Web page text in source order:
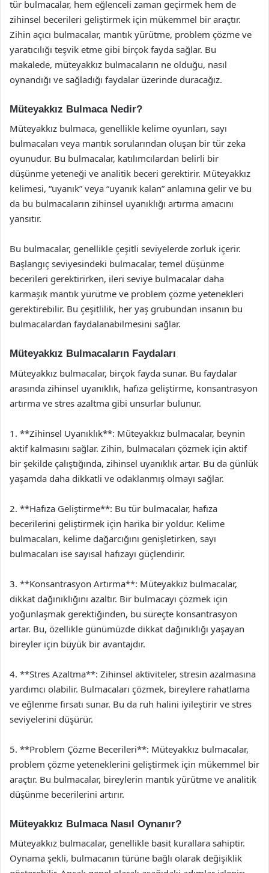
tür bulmacalar, hem eğlenceli zaman geçirmek hem de
zihinsel becerileri geliştirmek için mükemmel bir araçtır.
Zihin açıcı bulmacalar, mantık yürütme, problem çözme ve
yaratıcılığı teşvik etme gibi birçok fayda sağlar. Bu
makalede, müteyakkız bulmacaların ne olduğu, nasıl
oynandığı ve sağladığı faydalar üzerinde duracağız.
Müteyakkız Bulmaca Nedir?
Müteyakkız bulmaca, genellikle kelime oyunları, sayı
bulmacaları veya mantık sorularından oluşan bir tür zeka
oyunudur. Bu bulmacalar, katılımcılardan belirli bir
düşünme yeteneği ve analitik beceri gerektirir. Müteyakkız
kelimesi, “uyanık” veya “uyanık kalan” anlamına gelir ve bu
da bu bulmacaların zihinsel uyanıklığı artırma amacını
yansıtır.
Bu bulmacalar, genellikle çeşitli seviyelerde zorluk içerir.
Başlangıç seviyesindeki bulmacalar, temel düşünme
becerileri gerektirirken, ileri seviye bulmacalar daha
karmaşık mantık yürütme ve problem çözme yetenekleri
gerektirebilir. Bu çeşitlilik, her yaş grubundan insanın bu
bulmacalardan faydalanabilmesini sağlar.
Müteyakkız Bulmacaların Faydaları
Müteyakkız bulmacalar, birçok fayda sunar. Bu faydalar
arasında zihinsel uyanıklık, hafıza geliştirme, konsantrasyon
artırma ve stres azaltma gibi unsurlar bulunur.
1. **Zihinsel Uyanıklık**: Müteyakkız bulmacalar, beynin
aktif kalmasını sağlar. Zihin, bulmacaları çözmek için aktif
bir şekilde çalıştığında, zihinsel uyanıklık artar. Bu da günlük
yaşamda daha dikkatli ve odaklanmış olmayı sağlar.
2. **Hafıza Geliştirme**: Bu tür bulmacalar, hafıza
becerilerini geliştirmek için harika bir yoldur. Kelime
bulmacaları, kelime dağarcığını genişletirken, sayı
bulmacaları ise sayısal hafızayı güçlendirir.
3. **Konsantrasyon Artırma**: Müteyakkız bulmacalar,
dikkat dağınıklığını azaltır. Bir bulmacayı çözmek için
yoğunlaşmak gerektiğinden, bu süreçte konsantrasyon
artar. Bu, özellikle günümüzde dikkat dağınıklığı yaşayan
bireyler için büyük bir avantajdır.
4. **Stres Azaltma**: Zihinsel aktiviteler, stresin azalmasına
yardımcı olabilir. Bulmacaları çözmek, bireylere rahatlama
ve eğlenme fırsatı sunar. Bu da ruh halini iyileştirir ve stres
seviyelerini düşürür.
5. **Problem Çözme Becerileri**: Müteyakkız bulmacalar,
problem çözme yeteneklerini geliştirmek için mükemmel bir
araçtır. Bu bulmacalar, bireylerin mantık yürütme ve analitik
düşünme becerilerini artırır.
Müteyakkız Bulmaca Nasıl Oynanır?
Müteyakkız bulmacalar, genellikle basit kurallara sahiptir.
Oynama şekli, bulmacanın türüne bağlı olarak değişiklik